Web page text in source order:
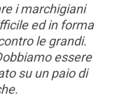
i marchigiani
ed in forma
le grandi.
essere
su un paio di